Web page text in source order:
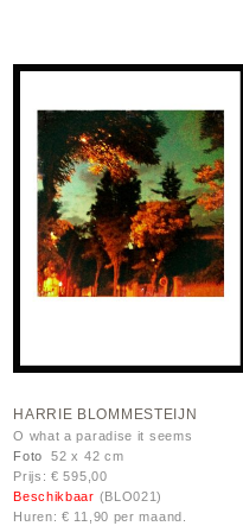
HARRIE BLOMMESTEIJN
O what a paradise it seems
Foto 52 x 42 cm
Prijs: € 595,00
Beschikbaar (BLO021)
Huren: € 11,90 per maand.